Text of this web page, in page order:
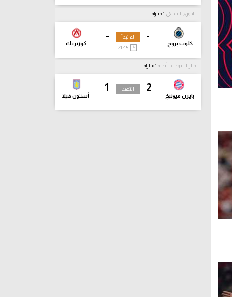
الدوري البلجيكي
-
كلوب بروج
-
كورتريك
لم تبدأ
مباريات ودية - أندية
2
بايرن ميونيخ
1
أستون فيلا
انتهت